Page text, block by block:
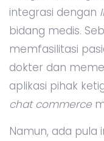
integrasi dengan
bidang medis.
memfasilitasi
dokter dan
aplikasi pihak
chat commerce
Namun, ada pula